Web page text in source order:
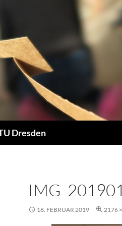
Dresden
18. FEBRUAR 2019 2176